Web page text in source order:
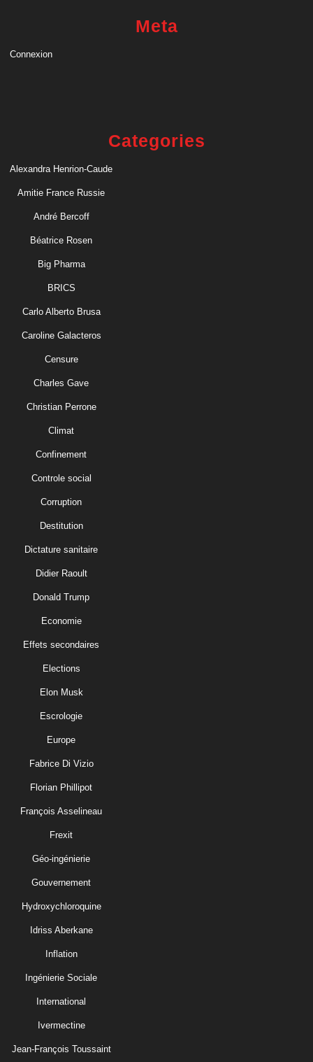
Meta
Connexion
Categories
Alexandra Henrion-Caude
Amitie France Russie
André Bercoff
Béatrice Rosen
Big Pharma
BRICS
Carlo Alberto Brusa
Caroline Galacteros
Censure
Charles Gave
Christian Perrone
Climat
Confinement
Controle social
Corruption
Destitution
Dictature sanitaire
Didier Raoult
Donald Trump
Economie
Effets secondaires
Elections
Elon Musk
Escrologie
Europe
Fabrice Di Vizio
Florian Phillipot
François Asselineau
Frexit
Géo-ingénierie
Gouvernement
Hydroxychloroquine
Idriss Aberkane
Inflation
Ingénierie Sociale
International
Ivermectine
Jean-François Toussaint